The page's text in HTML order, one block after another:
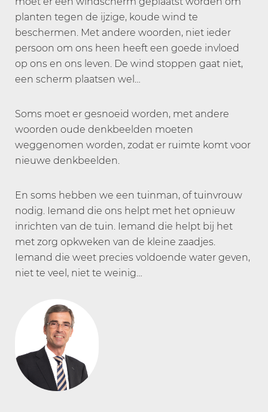
planten tegen de ijzige, koude wind te
beschermen. Met andere woorden, niet ieder
persoon om ons heen heeft een goede invloed
op ons en ons leven. De wind stoppen gaat niet,
een scherm plaatsen wel…
Soms moet er gesnoeid worden, met andere
woorden oude denkbeelden moeten
weggenomen worden, zodat er ruimte komt voor
nieuwe denkbeelden.
En soms hebben we een tuinman, of tuinvrouw
nodig. Iemand die ons helpt met het opnieuw
inrichten van de tuin. Iemand die helpt bij het
met zorg opkweken van de kleine zaadjes.
Iemand die weet precies voldoende water geven,
niet te veel, niet te weinig…